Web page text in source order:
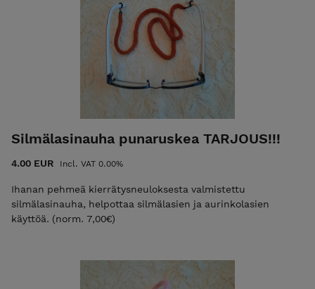
Silmälasinauha punaruskea TARJOUS!!!
4.00 EUR Incl. VAT 0.00%
Ihanan pehmeä kierrätysneuloksesta valmistettu
silmälasinauha, helpottaa silmälasien ja aurinkolasien
käyttöä. (norm. 7,00€)